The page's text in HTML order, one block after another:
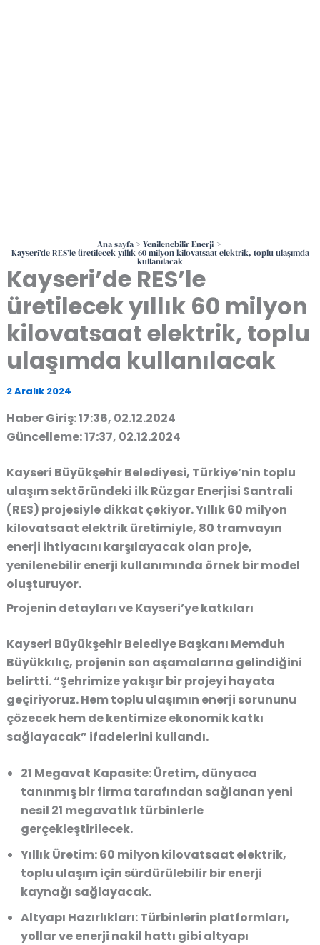
Ana sayfa Yenilenebilir Enerji
Kayseri’de RES’le üretilecek yıllık 60 milyon kilovatsaat elektrik, toplu ulaşımda
kullanılacak
Kayseri’de RES’le
üretilecek yıllık 60 milyon
kilovatsaat elektrik, toplu
ulaşımda kullanılacak
2 Aralık 2024
Haber Giriş: 17:36, 02.12.2024
Güncelleme: 17:37, 02.12.2024
Kayseri Büyükşehir Belediyesi, Türkiye’nin toplu
ulaşım sektöründeki ilk Rüzgar Enerjisi Santrali
(RES) projesiyle dikkat çekiyor.Yıllık 60 milyon
kilovatsaat elektrik üretimiyle, 80 tramvayın
enerji ihtiyacını karşılayacak olan proje,
yenilenebilir enerji kullanımında örnek bir model
oluşturuyor.
Projenin detayları ve Kayseri’ye katkıları
Kayseri Büyükşehir Belediye Başkanı Memduh
Büyükkılıç, projenin son aşamalarına gelindiğini
belirtti.“Şehrimize yakışır bir projeyi hayata
geçiriyoruz. Hem toplu ulaşımın enerji sorununu
çözecek hem de kentimize ekonomik katkı
sağlayacak” ifadelerini kullandı.
21 Megavat Kapasite:Üretim, dünyaca
tanınmış bir firma tarafından sağlanan yeni
nesil 21 megavatlık türbinlerle
gerçekleştirilecek.
Yıllık Üretim:60 milyon kilovatsaat elektrik,
toplu ulaşım için sürdürülebilir bir enerji
kaynağı sağlayacak.
Altyapı Hazırlıkları:Türbinlerin platformları,
yollar ve enerji nakil hattı gibi altyapı